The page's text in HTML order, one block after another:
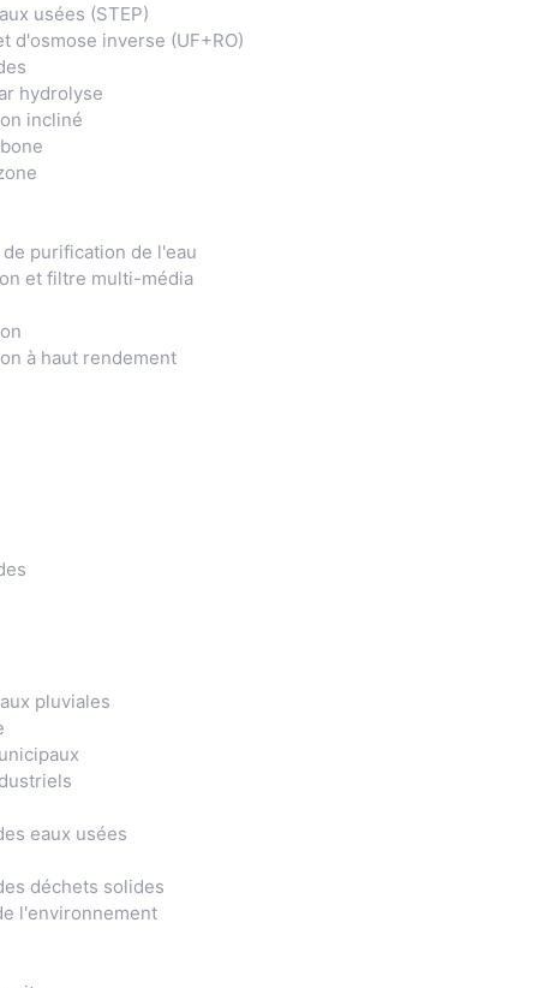
usées (STEP)
d'osmose inverse (UF+RO)
hydrolyse
incliné
purification de l'eau
et filtre multi-média
à haut rendement
pluviales
eaux usées
déchets solides
l'environnement